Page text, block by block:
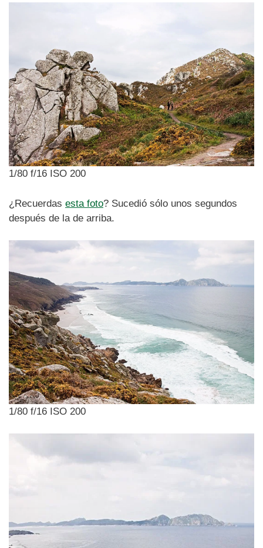
1/80 f/16 ISO 200
¿Recuerdas esta foto? Sucedió sólo unos segundos
después de la de arriba.
1/80 f/16 ISO 200